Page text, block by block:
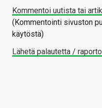
Kommentoi uutista tai
(Kommentointi sivuston
käytöstä)
Lähetä palautetta /